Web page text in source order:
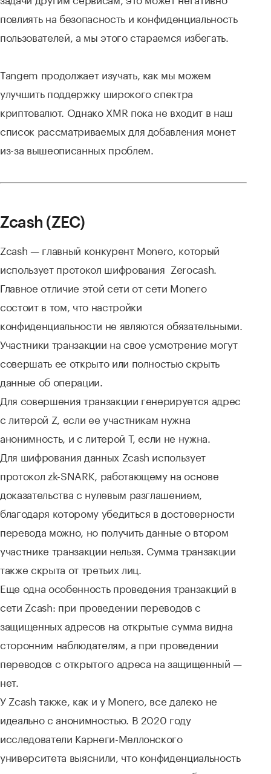
повлиять на безопасность и конфиденциальность
пользователей, а мы этого стараемся избегать.
Tangem продолжает изучать, как мы можем
улучшить поддержку широкого спектра
криптовалют. Однако XMR пока не входит в наш
список рассматриваемых для добавления монет
из-за вышеописанных проблем.
Zcash (ZEC)
Zcash — главный конкурент Monero, который
использует протокол шифрования Zerocash.
Главное отличие этой сети от сети Monero
состоит в том, что настройки
конфиденциальности не являются обязательными.
Участники транзакции на свое усмотрение могут
совершать ее открыто или полностью скрыть
данные об операции.
Для совершения транзакции генерируется адрес
с литерой Z, если ее участникам нужна
анонимность, и с литерой T, если не нужна.
Для шифрования данных Zcash использует
протокол zk-SNARK, работающему на основе
доказательства с нулевым разглашением,
благодаря которому убедиться в достоверности
перевода можно, но получить данные о втором
участнике транзакции нельзя. Сумма транзакции
также скрыта от третьих лиц.
Еще одна особенность проведения транзакций в
сети Zcash: при проведении переводов с
защищенных адресов на открытые сумма видна
сторонним наблюдателям, а при проведении
переводов с открытого адреса на защищенный —
нет.
У Zcash также, как и у Monero, все далеко не
идеально с анонимностью. В 2020 году
исследователи Карнеги-Меллонского
университета выяснили, что конфиденциальность